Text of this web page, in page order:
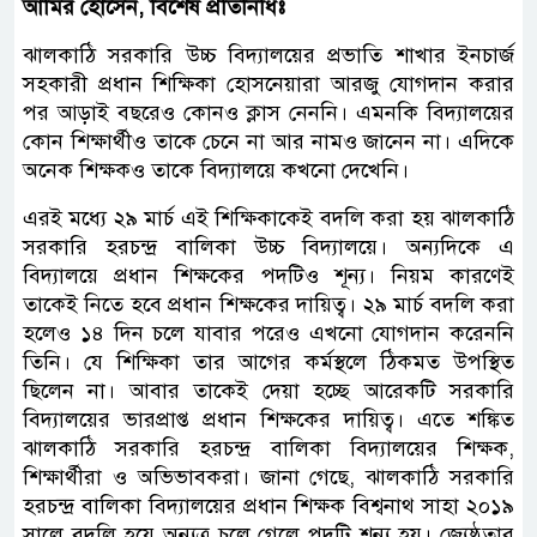
আমির হোসেন, বিশেষ প্রতিনিধিঃ
ঝালকাঠি সরকারি উচ্চ বিদ্যালয়ের প্রভাতি শাখার ইনচার্জ
সহকারী প্রধান শিক্ষিকা হোসনেয়ারা আরজু যোগদান করার
পর আড়াই বছরেও কোনও ক্লাস নেননি। এমনকি বিদ্যালয়ের
কোন শিক্ষার্থীও তাকে চেনে না আর নামও জানেন না। এদিকে
অনেক শিক্ষকও তাকে বিদ্যালয়ে কখনো দেখেনি।
এরই মধ্যে ২৯ মার্চ এই শিক্ষিকাকেই বদলি করা হয় ঝালকাঠি
সরকারি হরচন্দ্র বালিকা উচ্চ বিদ্যালয়ে। অন্যদিকে এ
বিদ্যালয়ে প্রধান শিক্ষকের পদটিও শূন্য। নিয়ম কারণেই
তাকেই নিতে হবে প্রধান শিক্ষকের দায়িত্ব। ২৯ মার্চ বদলি করা
হলেও ১৪ দিন চলে যাবার পরেও এখনো যোগদান করেননি
তিনি। যে শিক্ষিকা তার আগের কর্মস্থলে ঠিকমত উপস্থিত
ছিলেন না। আবার তাকেই দেয়া হচ্ছে আরেকটি সরকারি
বিদ্যালয়ের ভারপ্রাপ্ত প্রধান শিক্ষকের দায়িত্ব। এতে শঙ্কিত
ঝালকাঠি সরকারি হরচন্দ্র বালিকা বিদ্যালয়ের শিক্ষক,
শিক্ষার্থীরা ও অভিভাবকরা। জানা গেছে, ঝালকাঠি সরকারি
হরচন্দ্র বালিকা বিদ্যালয়ের প্রধান শিক্ষক বিশ্বনাথ সাহা ২০১৯